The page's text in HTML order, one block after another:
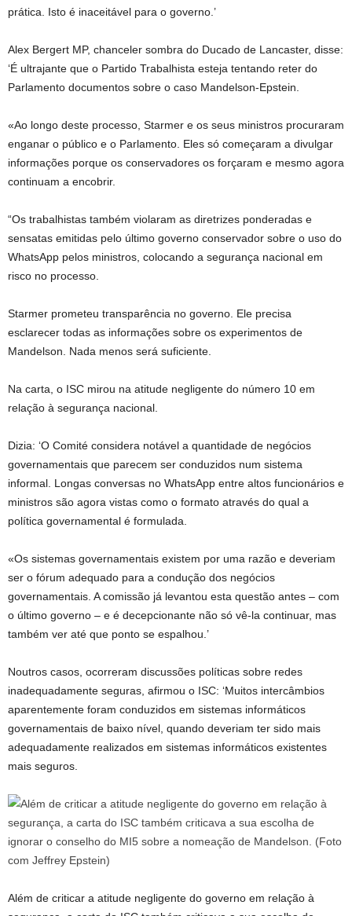
prática. Isto é inaceitável para o governo.’
Alex Bergert MP, chanceler sombra do Ducado de Lancaster, disse:
‘É ultrajante que o Partido Trabalhista esteja tentando reter do
Parlamento documentos sobre o caso Mandelson-Epstein.
«Ao longo deste processo, Starmer e os seus ministros procuraram
enganar o público e o Parlamento. Eles só começaram a divulgar
informações porque os conservadores os forçaram e mesmo agora
continuam a encobrir.
“Os trabalhistas também violaram as diretrizes ponderadas e
sensatas emitidas pelo último governo conservador sobre o uso do
WhatsApp pelos ministros, colocando a segurança nacional em
risco no processo.
Starmer prometeu transparência no governo. Ele precisa
esclarecer todas as informações sobre os experimentos de
Mandelson. Nada menos será suficiente.
Na carta, o ISC mirou na atitude negligente do número 10 em
relação à segurança nacional.
Dizia: ‘O Comité considera notável a quantidade de negócios
governamentais que parecem ser conduzidos num sistema
informal. Longas conversas no WhatsApp entre altos funcionários e
ministros são agora vistas como o formato através do qual a
política governamental é formulada.
«Os sistemas governamentais existem por uma razão e deveriam
ser o fórum adequado para a condução dos negócios
governamentais. A comissão já levantou esta questão antes – com
o último governo – e é decepcionante não só vê-la continuar, mas
também ver até que ponto se espalhou.’
Noutros casos, ocorreram discussões políticas sobre redes
inadequadamente seguras, afirmou o ISC: ‘Muitos intercâmbios
aparentemente foram conduzidos em sistemas informáticos
governamentais de baixo nível, quando deveriam ter sido mais
adequadamente realizados em sistemas informáticos existentes
mais seguros.
Além de criticar a atitude negligente do governo em relação à